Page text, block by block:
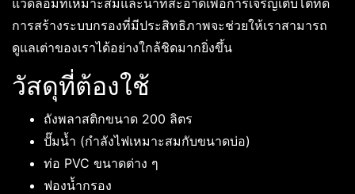
แวดล้อมที่เหมาะสมและน้ำที่สะอาดเพื่อการเจริญเติบโตที่ดี
การสร้างระบบกรองที่มีประสิทธิภาพจะช่วยให้เราสามารถ
ดูแลเต่าของเราได้อย่างใกล้ชิดมากยิ่งขึ้น
วัสดุที่ต้องใช้
ถังพลาสติกขนาด 200 ลิตร
ปั๊มน้ำ (กำลังไฟเหมาะสมกับขนาดบ่อ)
ท่อ PVC ขนาดต่าง ๆ
ฟองน้ำกรอง